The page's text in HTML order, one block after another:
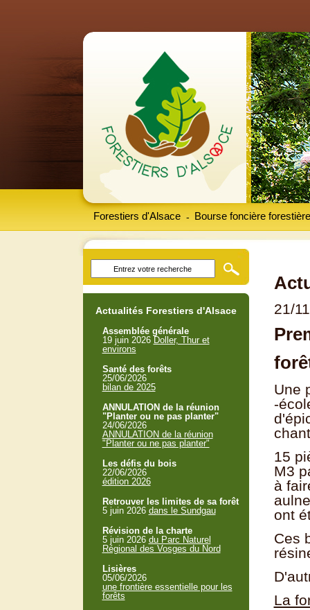
Forestiers d'Alsace Bourse foncière forestière
-
21/
Une
-
15
M3
à
ont
Ces
La
Actualités Forestiers d'Alsace
Assemblée générale
19 juin 2026 Doller, Thur et
environs
Santé des forêts
25/06/2026
bilan de 2025
ANNULATION de la réunion
"Planter ou ne pas planter"
24/06/2026
ANNULATION de la réunion
"Planter ou ne pas planter"
Les défis du bois
22/06/2026
édition 2026
Retrouver les limites de sa forêt
5 juin 2026 dans le Sundgau
Révision de la charte
5 juin 2026 du Parc Naturel
Régional des Vosges du Nord
Lisières
05/06/2026
une frontière essentielle pour les
forêts